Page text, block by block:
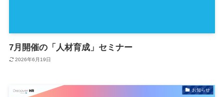
7月開催の「人材育成」セミナー
2026年6月19日
お知らせ